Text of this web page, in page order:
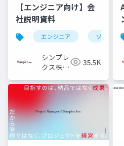
【エンジニア向け】会
社説明資料
エンジニア ソフトウ
シンプレ
クス株式
35.5K